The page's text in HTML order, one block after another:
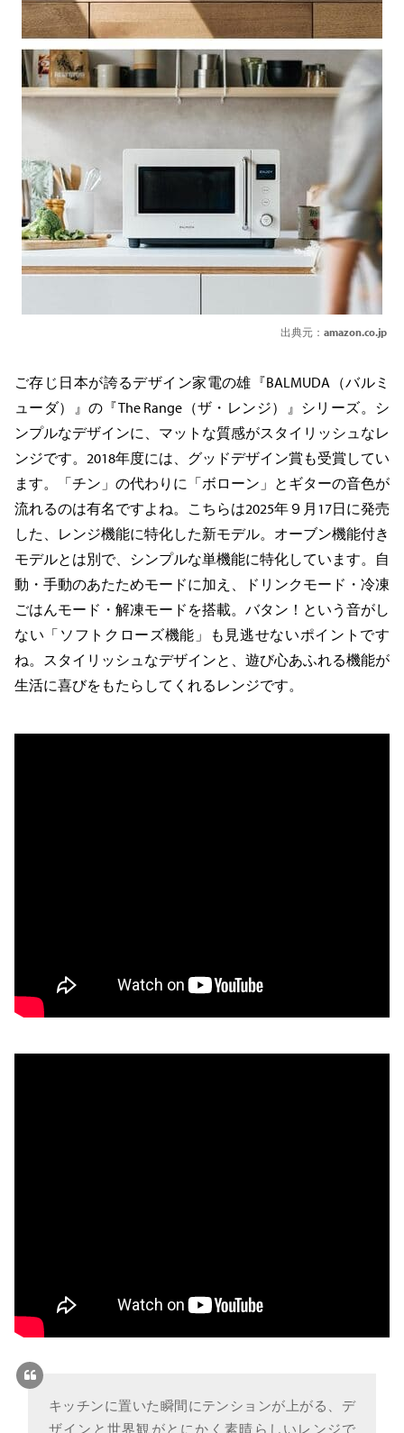
出典元： amazon.co.jp
ご存じ日本が誇るデザイン家電の雄『BALMUDA（バルミ
ューダ）』の『The Range（ザ・レンジ）』シリーズ。シ
ンプルなデザインに、マットな質感がスタイリッシュなレ
ンジです。2018年度には、グッドデザイン賞も受賞してい
ます。「チン」の代わりに「ボローン」とギターの音色が
流れるのは有名ですよね。こちらは2025年９月17日に発売
した、レンジ機能に特化した新モデル。オーブン機能付き
モデルとは別で、シンプルな単機能に特化しています。自
動・手動のあたためモードに加え、ドリンクモード・冷凍
ごはんモード・解凍モードを搭載。バタン！という音がし
ない「ソフトクローズ機能」も見逃せないポイントです
ね。スタイリッシュなデザインと、遊び心あふれる機能が
生活に喜びをもたらしてくれるレンジです。
キッチンに置いた瞬間にテンションが上がる、デ
ザインと世界観がとにかく素晴らしいレンジで